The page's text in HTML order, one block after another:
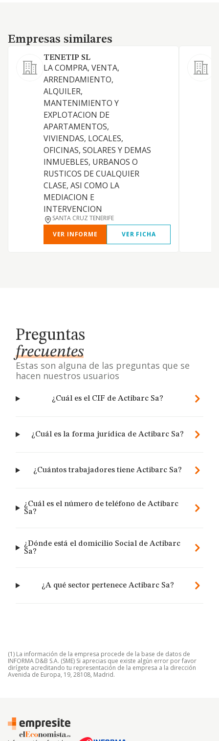
Empresas similares
Empresas similares
TENETIP SL
LA COMPRA, VENTA,
ARRENDAMIENTO,
ALQUILER,
MANTENIMIENTO Y
EXPLOTACION DE
APARTAMENTOS,
VIVIENDAS, LOCALES,
OFICINAS, SOLARES Y DEMAS
INMUEBLES, URBANOS O
RUSTICOS DE CUALQUIER
CLASE, ASI COMO LA
MEDIACION E
INTERVENCION
SANTA CRUZ TENERIFE
VER INFORME
VER FICHA
Preguntas
frecuentes
Estas son alguna de las preguntas que se
hacen nuestros usuarios
¿Cuál es el CIF de Actibarc Sa?
¿Cuál es la forma jurídica de Actibarc Sa?
¿Cuántos trabajadores tiene Actibarc Sa?
¿Cuál es el número de teléfono de Actibarc
Sa?
¿Dónde está el domicilio Social de Actibarc
Sa?
¿A qué sector pertenece Actibarc Sa?
(1) La información de la empresa procede de la base de datos de
INFORMA D&B S.A. (SME) Si aprecias que existe algún error por favor
dirígete acreditando tu representación de la empresa a la dirección
Avenida de Europa, 19, 28108, Madrid.